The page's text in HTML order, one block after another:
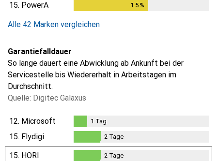
15. PowerA 1.5%
Alle 42 Marken vergleichen
Garantiefalldauer
So lange dauert eine Abwicklung ab Ankunft bei der
Servicestelle bis Wiedererhalt in Arbeitstagen im
Durchschnitt.
Quelle: Digitec Galaxus
12. Microsoft
Tag
1 Tag
15. Flydigi
2Tage
2 Tage
15. HORI 2 Tage